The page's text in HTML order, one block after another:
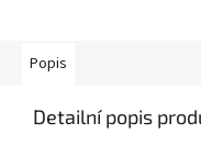
Popis
Detailní popis